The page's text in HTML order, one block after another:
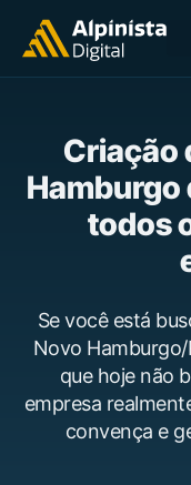
Criação
Hamburgo
todos
Se você está
Novo
que hoje não
empresa
convença e